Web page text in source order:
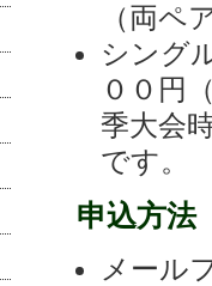
（両ペ
シング
００
季大会
です。
申込方
メール